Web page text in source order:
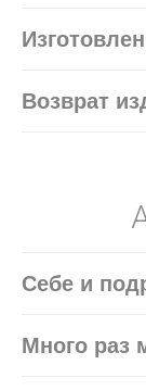
Возврат
Себе и
Много раз